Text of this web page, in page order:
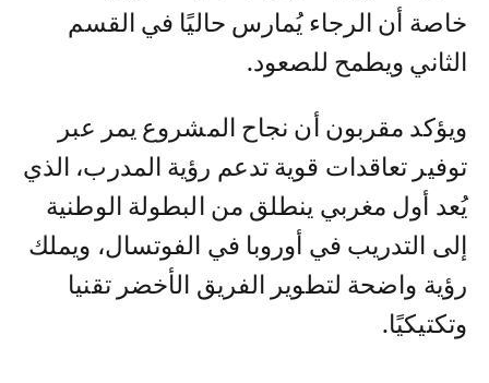
خاصة أن الرجاء يُمارس حاليًا في القسم
الثاني ويطمح للصعود.
ويؤكد مقربون أن نجاح المشروع يمر عبر
توفير تعاقدات قوية تدعم رؤية المدرب، الذي
يُعد أول مغربي ينطلق من البطولة الوطنية
إلى التدريب في أوروبا في الفوتسال، ويملك
رؤية واضحة لتطوير الفريق الأخضر تقنيا
وتكتيكيًا.